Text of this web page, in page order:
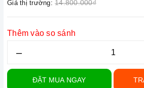
Giá thị trường: 14.800.000₫
Thêm vào so sánh
–
ĐẶT MUA NGAY